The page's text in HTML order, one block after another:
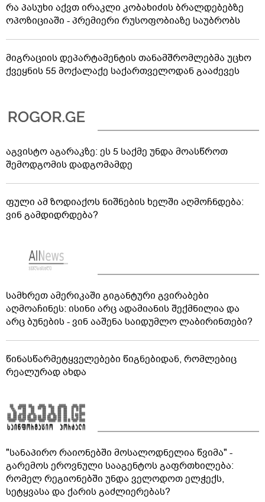
რა პასუხი აქვთ ირაკლი კობახიძის ბრალდებებზე
ოპოზიციაში - პრემიერი რუსოფობიაზე საუბრობს
მიგრაციის დეპარტამენტის თანამშრომლებმა უცხო
ქვეყნის 55 მოქალაქე საქართველოდან გააძევეს
აგვისტო აგარაკზე: ეს 5 საქმე უნდა მოასწროთ
შემოდგომის დადგომამდე
ფული ამ ზოდიაქოს ნიშნების ხელში აღმოჩნდება:
ვინ გამდიდრდება?
სამხრეთ ამერიკაში გიგანტური გვირაბები
აღმოაჩინეს: ისინი არც ადამიანის შექმნილია და
არც ბუნების - ვინ ააშენა საიდუმლო ლაბირინთები?
წინასწარმეტყველებები წიგნებიდან, რომლებიც
რეალურად ახდა
"სანაპირო რაიონებში მოსალოდნელია წვიმა" -
გარემოს ეროვნული სააგენტოს გაფრთხილება:
რომელ რეგიონებში უნდა ველოდოთ ელჭექს,
სეტყვასა და ქარის გაძლიერებას?